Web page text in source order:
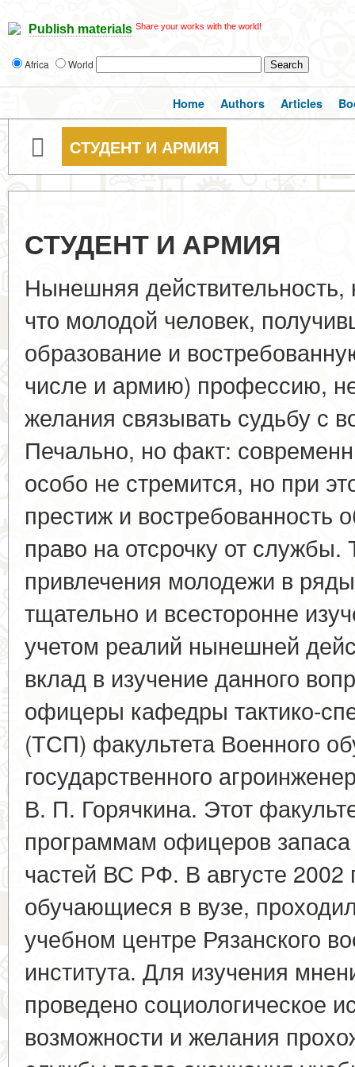
Publish materials Share your works with the world!
Africa World
Home Authors Articles
СТУДЕНТ И АРМИЯ
СТУДЕНТ И АРМИЯ
Нынешняя
что молодой человек,
образование и
числе и армию) профессию,
желания связывать судьбу с
Печально, но факт:
особо не стремится, но при
престиж и востребованность
право на отсрочку от
привлечения молодежи в
тщательно и всесторонне
учетом реалий нынешней
вклад в изучение данного
офицеры кафедры тактико-
(ТСП) факультета Военного
государственного
В. П. Горячкина. Этот
программам офицеров
частей ВС РФ. В августе 2002
обучающиеся в вузе,
учебном центре Рязанского
института. Для изучения
проведено социологическое
возможности и желания